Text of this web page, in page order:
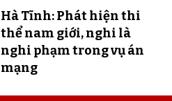
Hà Tĩnh: Phát hiện thi
thể nam giới, nghi là
nghi phạm trong vụ án
mạng